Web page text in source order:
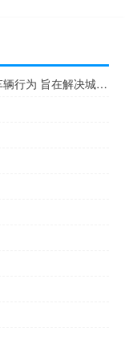
汽车动态：福特正在AI研究城市街道上的车辆行为 旨在解决城市驾驶问题